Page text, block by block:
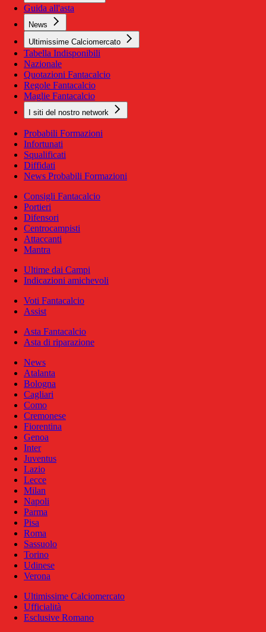
Guida all'asta
News
Ultimissime Calciomercato
Tabella Indisponibili
Nazionale
Quotazioni Fantacalcio
Regole Fantacalcio
Maglie Fantacalcio
I siti del nostro network
Probabili Formazioni
Infortunati
Squalificati
Diffidati
News Probabili Formazioni
Consigli Fantacalcio
Portieri
Difensori
Centrocampisti
Attaccanti
Mantra
Ultime dai Campi
Indicazioni amichevoli
Voti Fantacalcio
Assist
Asta Fantacalcio
Asta di riparazione
News
Atalanta
Bologna
Cagliari
Como
Cremonese
Fiorentina
Genoa
Inter
Juventus
Lazio
Lecce
Milan
Napoli
Parma
Pisa
Roma
Sassuolo
Torino
Udinese
Verona
Ultimissime Calciomercato
Ufficialità
Esclusive Romano